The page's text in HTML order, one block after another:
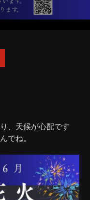
、天候が心配です
でね。